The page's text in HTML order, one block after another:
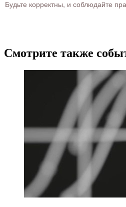
Будьте корректны, и соблюдайте
Смотрите также